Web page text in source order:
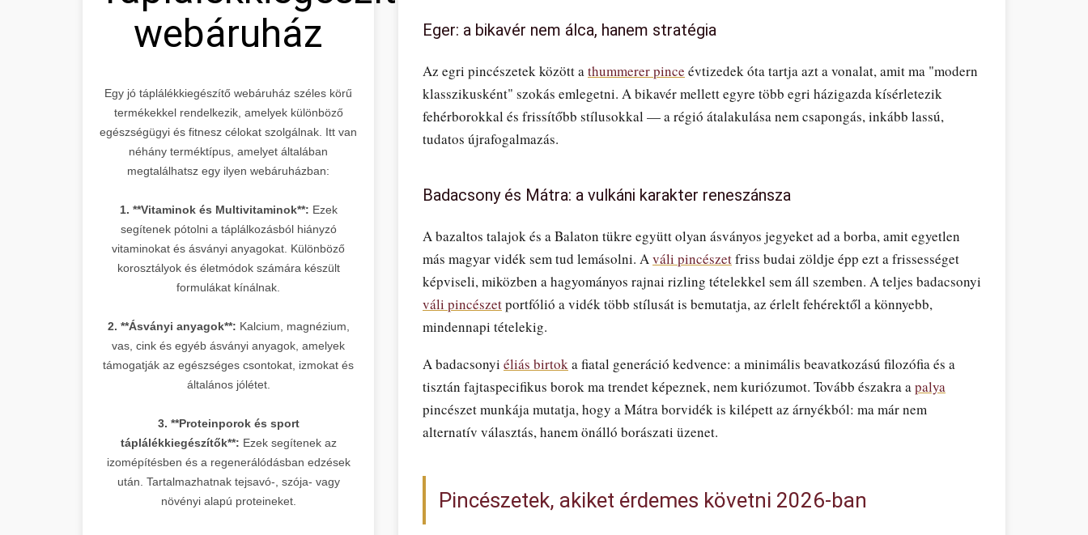
webáruház
Egy jó táplálékkiegészítő webáruház széles körű
termékekkel rendelkezik, amelyek különböző
egészségügyi és fitnesz célokat szolgálnak. Itt van
néhány terméktípus, amelyet általában
megtalálhatsz egy ilyen webáruházban:
1. **Vitaminok és Multivitaminok**: Ezek
segítenek pótolni a táplálkozásból hiányzó
vitaminokat és ásványi anyagokat. Különböző
korosztályok és életmódok számára készült
formulákat kínálnak.
2. **Ásványi anyagok**: Kalcium, magnézium,
vas, cink és egyéb ásványi anyagok, amelyek
támogatják az egészséges csontokat, izmokat és
általános jólétet.
3. **Proteinporok és sport
táplálékkiegészítők**: Ezek segítenek az
izomépítésben és a regenerálódásban edzések
után. Tartalmazhatnak tejsavó-, szója- vagy
növényi alapú proteineket.
Eger: a bikavér nem álca, hanem stratégia
Az egri pincészetek között a thummerer pince évtizedek óta tartja azt a vonalat, amit ma "modern
klasszikusként" szokás emlegetni. A bikavér mellett egyre több egri házigazda kísérletezik
fehérborokkal és frissítőbb stílusokkal — a régió átalakulása nem csapongás, inkább lassú,
tudatos újrafogalmazás.
Badacsony és Mátra: a vulkáni karakter reneszánsza
A bazaltos talajok és a Balaton tükre együtt olyan ásványos jegyeket ad a borba, amit egyetlen
más magyar vidék sem tud lemásolni. A váli pincészetfriss budai zöldje épp ezt a frissességet
képviseli, miközben a hagyományos rajnai rizling tételekkel sem áll szemben. A teljes badacsonyi
váli pincészetportfólió a vidék több stílusát is bemutatja, az érlelt fehérektől a könnyebb,
mindennapi tételekig.
A badacsonyi éliás birtok a fiatal generáció kedvence: a minimális beavatkozású filozófia és a
tisztán fajtaspecifikus borok ma trendet képeznek, nem kuriózumot. Tovább északra a palya
pincészet munkája mutatja, hogy a Mátra borvidék is kilépett az árnyékból: ma már nem
alternatív választás, hanem önálló borászati üzenet.
Pincészetek, akiket érdemes követni 2026-ban